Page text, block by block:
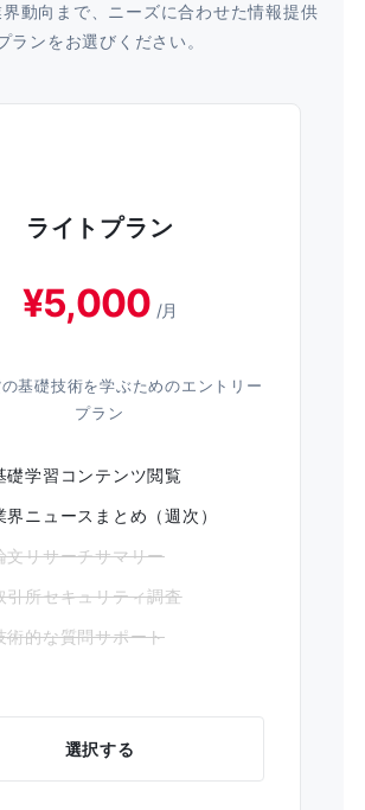
動向まで、ニーズに合わせた情報提供
ランをお選びください。
ライトプラン
¥5,000 /月
基礎技術を学ぶためのエントリー
プラン
礎学習コンテンツ閲覧
界ニュースまとめ（週次）
文リサーチサマリー
引所セキュリティ調査
術的な質問サポート
選択する